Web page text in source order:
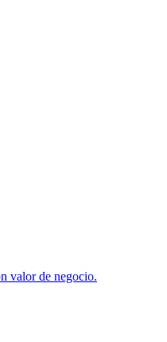
valor de negocio.